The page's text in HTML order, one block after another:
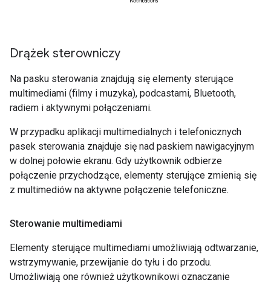
Drążek sterowniczy
Na pasku sterowania znajdują się elementy sterujące
multimediami (filmy i muzyka), podcastami, Bluetooth,
radiem i aktywnymi połączeniami.
W przypadku aplikacji multimedialnych i telefonicznych
pasek sterowania znajduje się nad paskiem nawigacyjnym
w dolnej połowie ekranu. Gdy użytkownik odbierze
połączenie przychodzące, elementy sterujące zmienią się
z multimediów na aktywne połączenie telefoniczne.
Sterowanie multimediami
Elementy sterujące multimediami umożliwiają odtwarzanie,
wstrzymywanie, przewijanie do tyłu i do przodu.
Umożliwiają one również użytkownikowi oznaczanie